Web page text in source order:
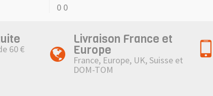
0 0
60 €
Livraison France et
Europe
France, Europe, UK, Suisse et
DOM-TOM